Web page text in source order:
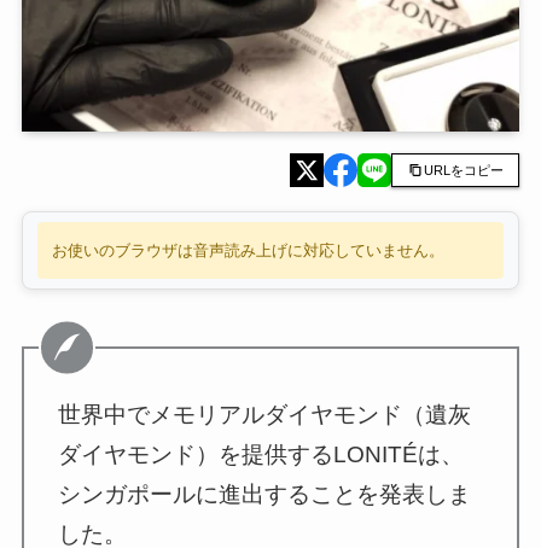
URLをコピー
お使いのブラウザは音声読み上げに対応していません。
世界中でメモリアルダイヤモンド（遺灰
ダイヤモンド）を提供するLONITÉは、
シンガポールに進出することを発表しま
した。